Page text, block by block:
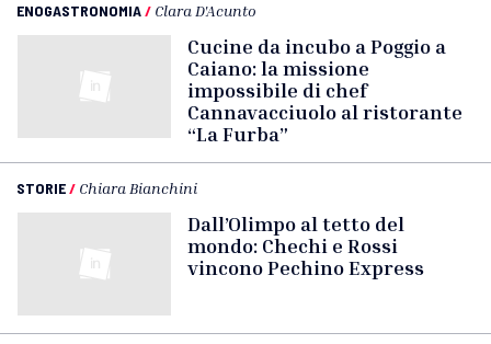
ENOGASTRONOMIA/ Clara D'Acunto
Cucine da incubo a Poggio a
Caiano: la missione
impossibile di chef
Cannavacciuolo al ristorante
“La Furba”
STORIE/ Chiara Bianchini
Dall’Olimpo al tetto del
mondo: Chechi e Rossi
vincono Pechino Express